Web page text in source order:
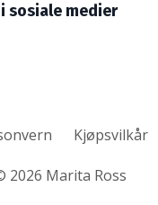
sosiale medier
Kjøpsvilkår
2026 Marita Ross